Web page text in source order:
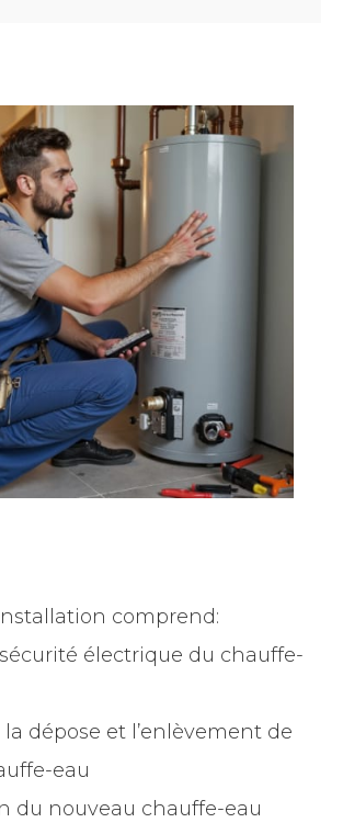
comprend:
électrique du chauffe-
dépose et l’enlèvement de
eau
du nouveau chauffe-eau